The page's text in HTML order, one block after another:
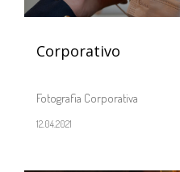
Corporativo
Fotografia Corporativa
12.04.2021